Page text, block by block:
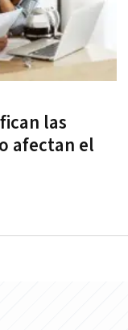
las
afectan el